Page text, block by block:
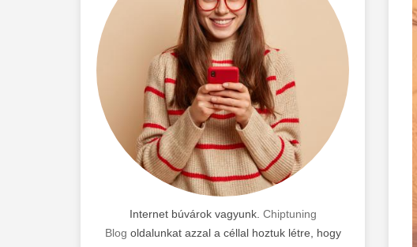
Internet búvárok vagyunk. Chiptuning
Blog oldalunkat azzal a céllal hoztuk létre, hogy